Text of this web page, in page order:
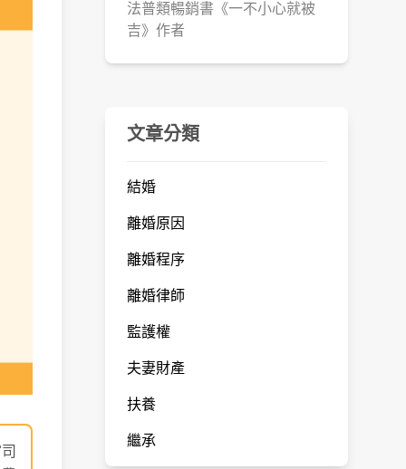
法普類暢銷書《一不小心就被
吉》作者
文章分類
結婚
離婚原因
離婚程序
離婚律師
監護權
夫妻財產
扶養
繼承